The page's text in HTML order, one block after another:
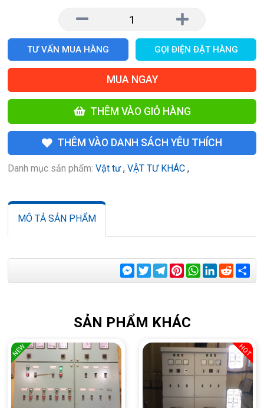
TƯ VẤN MUA HÀNG GỌI ĐIỆN ĐẶT HÀNG
MUA NGAY
THÊM VÀO GIỎ HÀNG
THÊM VÀO DANH SÁCH YÊU THÍCH
Danh mục sản phẩm: Vật tư , VẬT TƯ KHÁC ,
MÔ TẢ SẢN PHẨM
Messenger
TwitterTelegram
Pinterest
WhatsApp
LinkedIn
Reddit
SẢN PHẨM KHÁC
NEW HOT